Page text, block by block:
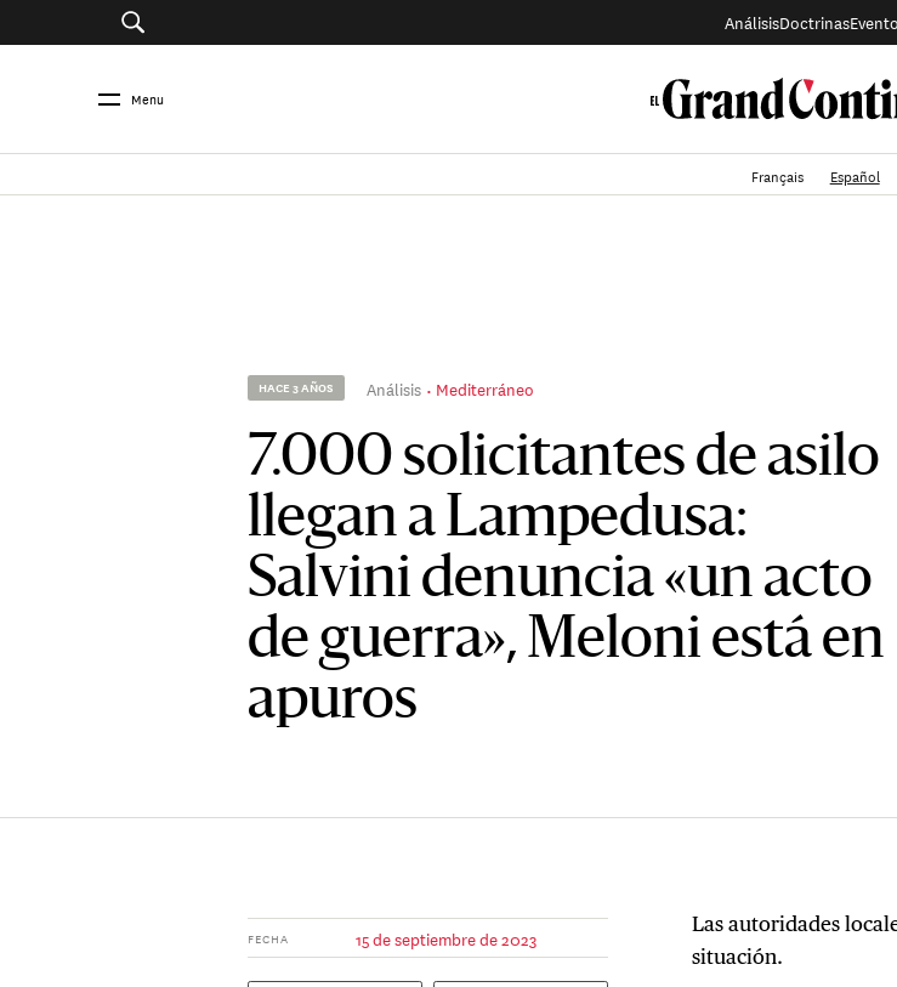
AnálisisDoctrinas
Menu
Français Español
HACE 3 AÑOS Análisis Mediterráneo
7.000 solicitantes de asilo
llegan a Lampedusa:
Salvini denuncia «un acto
de guerra», Meloni está en
apuros
FECHA 15 de septiembre de 2023
Las autoridades
situación.